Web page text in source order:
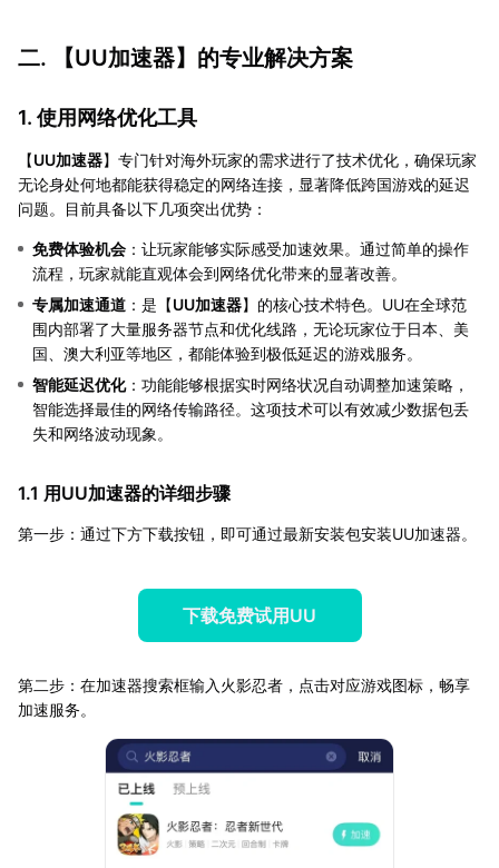
二. 【UU加速器】的专业解决方案
1. 使用网络优化工具
【UU加速器】专门针对海外玩家的需求进行了技术优化，确保玩家
无论身处何地都能获得稳定的网络连接，显著降低跨国游戏的延迟
问题。目前具备以下几项突出优势：
免费体验机会 ：让玩家能够实际感受加速效果。通过简单的操作
流程，玩家就能直观体会到网络优化带来的显著改善。
专属加速通道 ：是【UU加速器】的核心技术特色。UU在全球范
围内部署了大量服务器节点和优化线路，无论玩家位于日本、美
国、澳大利亚等地区，都能体验到极低延迟的游戏服务。
智能延迟优化：功能能够根据实时网络状况自动调整加速策略，
智能选择最佳的网络传输路径。这项技术可以有效减少数据包丢
失和网络波动现象。
1.1 用UU加速器的详细步骤
第一步：通过下方下载按钮，即可通过最新安装包安装UU加速器。
下载免费试用UU
第二步：在加速器搜索框输入火影忍者，点击对应游戏图标，畅享
加速服务。